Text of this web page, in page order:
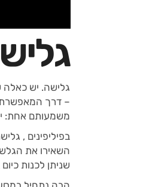
גלישה. יש כאלה
– דרך המאפשרת
משמעותם אחת:
שניתן לכנות